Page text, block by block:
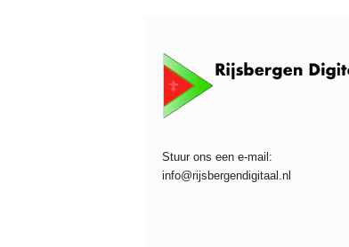
Stuur ons een e-mail:
info@rijsbergendigitaal.nl